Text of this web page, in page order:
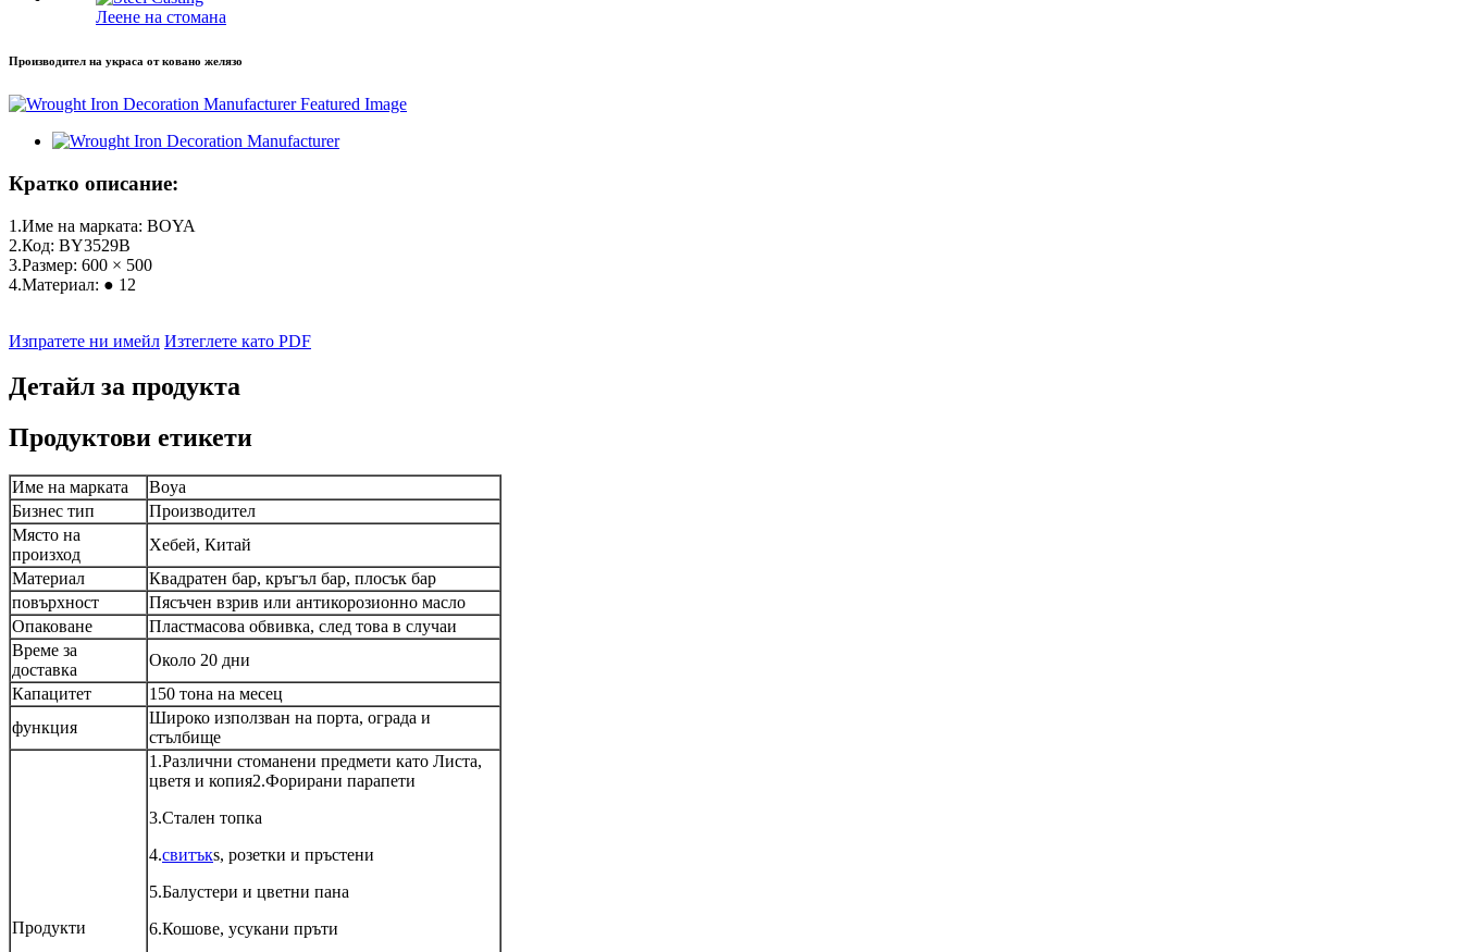
Леене на стомана
Производител на украса от ковано желязо
Кратко описание:
1.Име на марката: BOYA
2.Код: BY3529B
3.Размер: 600 × 500
4.Материал: ● 12
Изпратете ни имейл Изтеглете като PDF
Детайл за продукта
Продуктови етикети
Име на марката
Boya
Бизнес тип
Производител
Място на
произход
Хебей, Китай
Материал
Квадратен бар, кръгъл бар, плосък бар
повърхност
Пясъчен взрив или антикорозионно масло
Опаковане
Пластмасова обвивка, след това в случаи
Време за
доставка
Около 20 дни
Капацитет
150 тона на месец
функция
Широко използван на порта, ограда и
стълбище
Продукти
1.Различни стоманени предмети като Листа,
цветя и копия2.Форирани парапети
3.Стален топка
4.свитъкs, розетки и пръстени
5.Балустери и цветни пана
6.Кошове, усукани пръти